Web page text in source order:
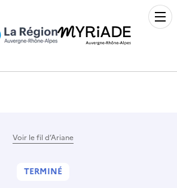
Voir le fil d’Ariane
TERMINÉ